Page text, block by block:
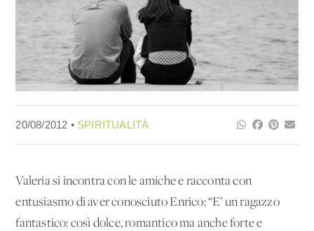
20/08/2012 • SPIRITUALITÀ
Valeria si incontra con le amiche e racconta con
entusiasmo di aver conosciuto Enrico: “E’ un ragazzo
fantastico: così dolce, romantico ma anche forte e